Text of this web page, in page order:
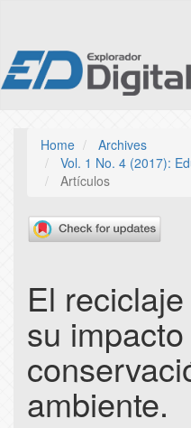
page
content
Content
Sidebar
Home
Archives
Vol. 1 No. 4 (2017):
Artículos
El
su
ambiente.